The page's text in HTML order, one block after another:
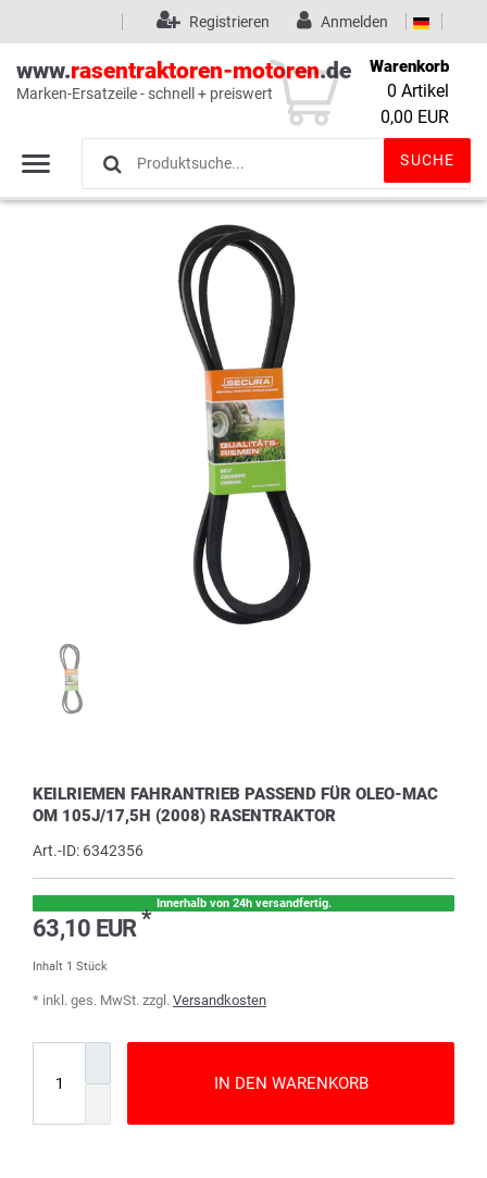
Wunschliste (0)
Anmelden
Registrieren
www.rasentraktoren-motoren.de
Marken-Ersatzeile - schnell + preiswert
SUCHE
Warenkorb
0 Artikel
0,00 EUR
KEILRIEMEN FAHRANTRIEB PASSEND FÜR OLEO-MAC
OM 105J/17,5H (2008) RASENTRAKTOR
Art.-ID: 6342356
Innerhalb von 24h versandfertig.
63,10 EUR*
Inhalt 1 Stück
* inkl. ges. MwSt. zzgl. Versandkosten
IN DEN WARENKORB